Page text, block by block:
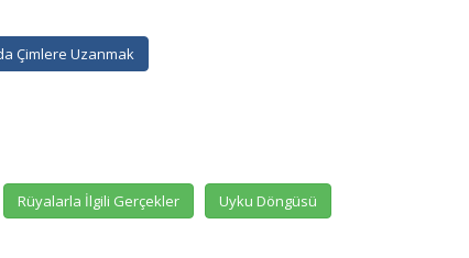
Çimlere Uzanmak
Rüyalarla İlgili Gerçekler Uyku Döngüsü